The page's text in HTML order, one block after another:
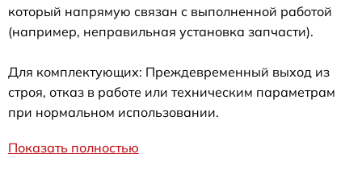
который напрямую связан с выполненной работой
(например, неправильная установка запчасти).
Для комплектующих: Преждевременный выход из
строя, отказ в работе или техническим параметрам
при нормальном использовании.
Показать полностью